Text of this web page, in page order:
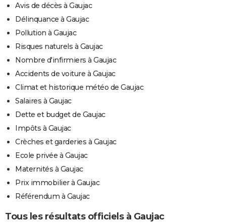
Avis de décès à Gaujac
Délinquance à Gaujac
Pollution à Gaujac
Risques naturels à Gaujac
Nombre d'infirmiers à Gaujac
Accidents de voiture à Gaujac
Climat et historique météo de Gaujac
Salaires à Gaujac
Dette et budget de Gaujac
Impôts à Gaujac
Crèches et garderies à Gaujac
Ecole privée à Gaujac
Maternités à Gaujac
Prix immobilier à Gaujac
Référendum à Gaujac
Tous les résultats officiels à Gaujac